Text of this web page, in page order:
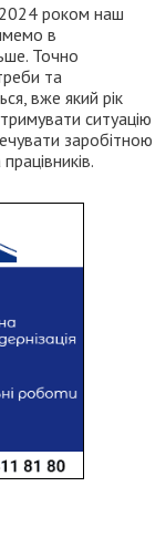
роком наш
в
Точно
та
вже який рік
ситуацію
заробітною